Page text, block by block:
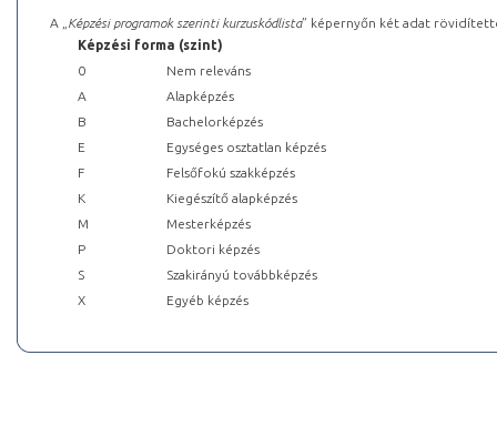
A „ Képzési programok szerinti kurzuskódlista” képernyőn két adat
Képzési forma (szint)
0
Nem releváns
A
Alapképzés
B
Bachelorképzés
E
Egységes osztatlan képzés
F
Felsőfokú szakképzés
K
Kiegészítő alapképzés
M
Mesterképzés
P
Doktori képzés
S
Szakirányú továbbképzés
X
Egyéb képzés